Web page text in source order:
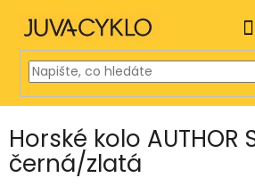
obsah
Horské kolo AUTHOR
černá/zlatá